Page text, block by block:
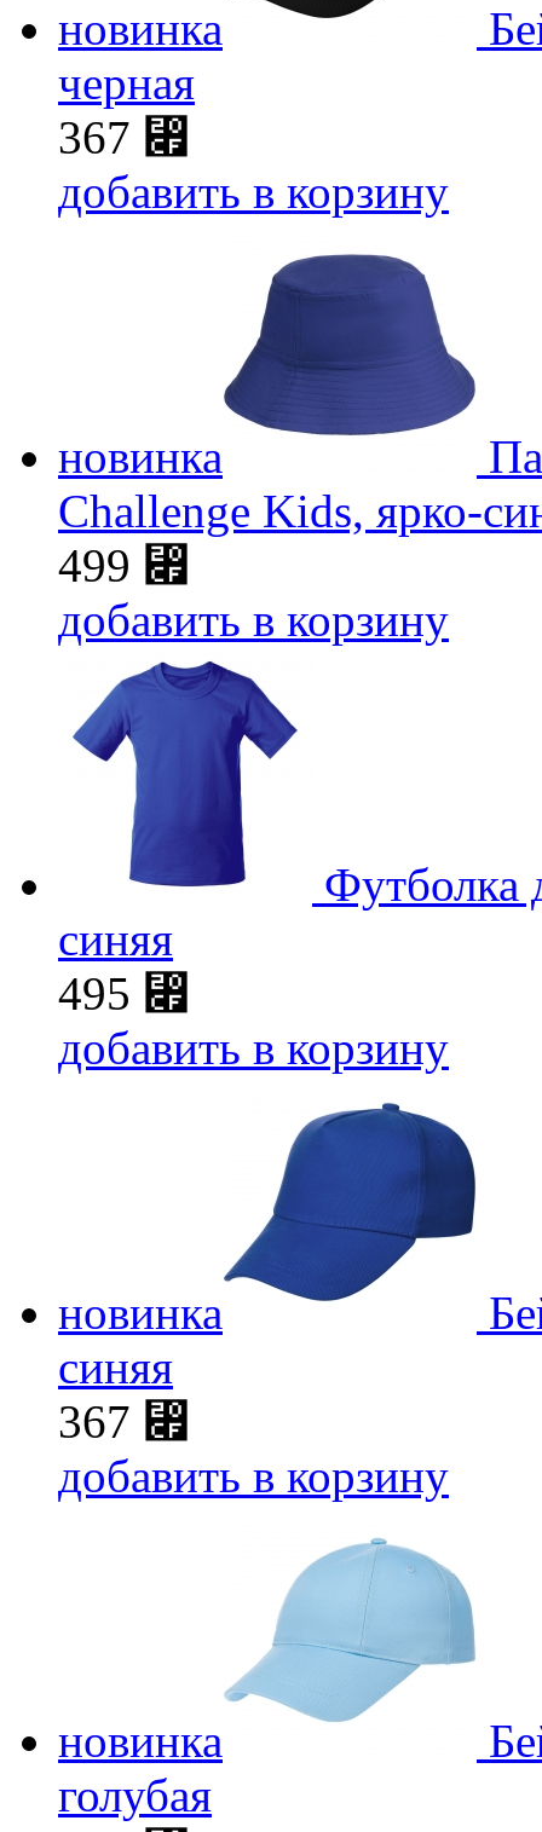
новинка
черная
367 ⃏
добавить в корзину
новинка
Challenge Kids, ярко-
499 ⃏
добавить в корзину
Футболка
синяя
495 ⃏
добавить в корзину
новинка
синяя
367 ⃏
добавить в корзину
новинка
голубая